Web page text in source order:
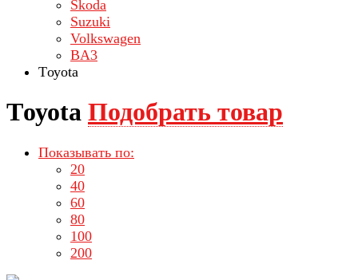
Skoda
Suzuki
Volkswagen
ВA3
Tоуоta
Tоуоta Подобрать товар
Показывать по:
20
40
60
80
100
200